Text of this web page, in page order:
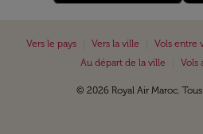
Vers le pays Vers la ville Vols entre
Au départ de la ville
Vols
© 2026 Royal Air Maroc.